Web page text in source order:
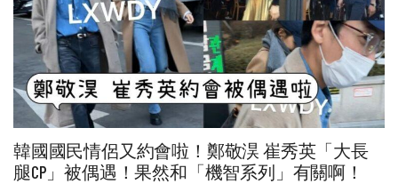
韓國國民情侶又約會啦！鄭敬淏 崔秀英「大長
腿CP」被偶遇！果然和「機智系列」有關啊！